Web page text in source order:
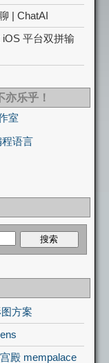
| ChatAI
平台双拼输
乐乎！
室
语言
方案
殿 mempalace